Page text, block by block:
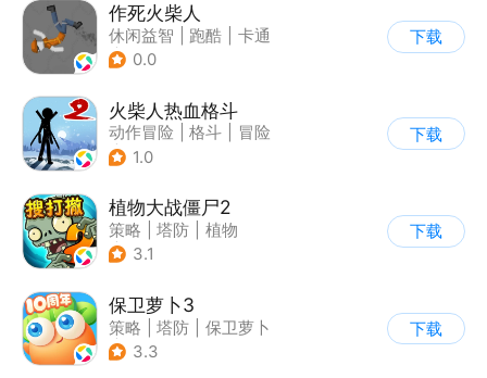
作死火柴人
休闲益智 跑酷
卡通
| 62游戏
0.0
下载
火柴人热血格斗
动作冒险 格斗
冒险
| 火柴人
1.0
下载
植物大战僵尸2
策略 塔防
植物
| 植物大战僵尸
3.1
下载
保卫萝卜3
策略 塔防
保卫萝卜
| 卡通
3.3
下载